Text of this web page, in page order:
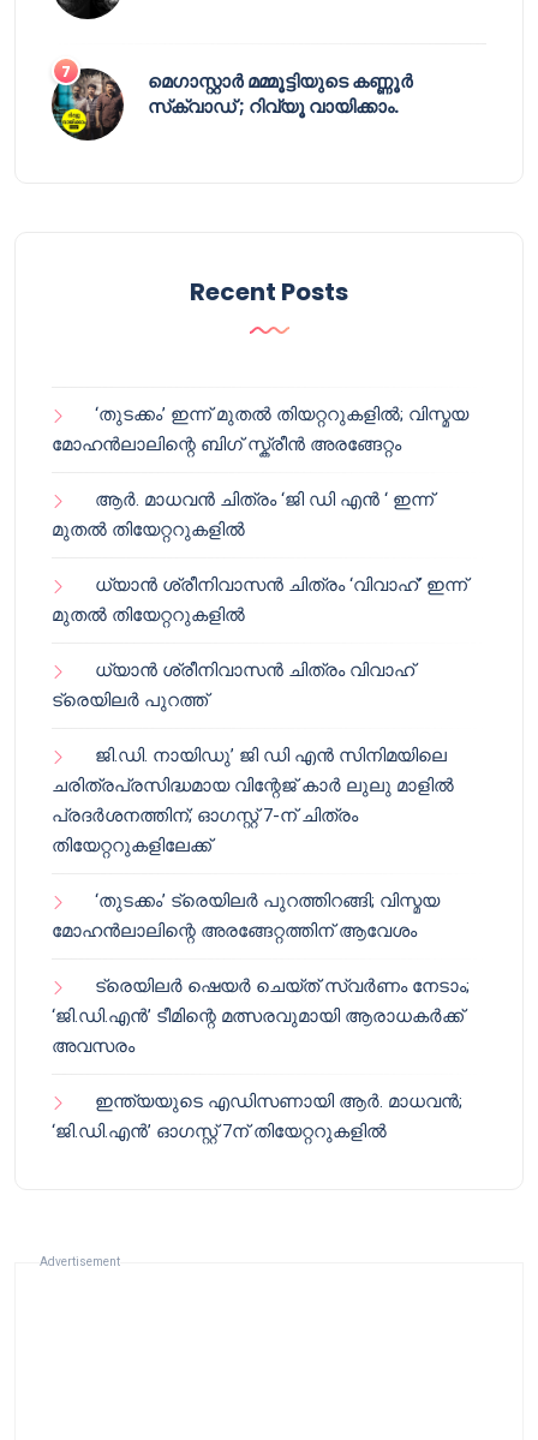
മെഗാസ്റ്റാർ മമ്മൂട്ടിയുടെ കണ്ണൂർ
സ്‌ക്വാഡ് ; റിവ്യൂ വായിക്കാം.
Recent Posts
‘തുടക്കം’ ഇന്ന് മുതൽ തിയറ്ററുകളിൽ; വിസ്മയ
മോഹൻലാലിന്റെ ബിഗ് സ്ക്രീൻ അരങ്ങേറ്റം
ആർ. മാധവൻ ചിത്രം ‘ജി ഡി എൻ ‘ ഇന്ന്
മുതൽ തിയേറ്ററുകളിൽ
ധ്യാൻ ശ്രീനിവാസൻ ചിത്രം ‘വിവാഹ്’ ഇന്ന്
മുതൽ തിയേറ്ററുകളിൽ
ധ്യാൻ ശ്രീനിവാസൻ ചിത്രം വിവാഹ്
ട്രെയിലർ പുറത്ത്
ജി.ഡി. നായിഡു’ ജി ഡി എൻ സിനിമയിലെ
ചരിത്രപ്രസിദ്ധമായ വിന്റേജ് കാർ ലുലു മാളിൽ
പ്രദർശനത്തിന്; ഓഗസ്റ്റ് 7-ന് ചിത്രം
തിയേറ്ററുകളിലേക്ക്
‘തുടക്കം’ ട്രെയിലർ പുറത്തിറങ്ങി; വിസ്മയ
മോഹൻലാലിന്റെ അരങ്ങേറ്റത്തിന് ആവേശം
ട്രെയിലർ ഷെയർ ചെയ്‌ത് സ്വർണം നേടാം;
‘ജി.ഡി.എൻ’ ടീമിന്റെ മത്സരവുമായി ആരാധകർക്ക്
അവസരം
ഇന്ത്യയുടെ എഡിസണായി ആർ. മാധവൻ;
‘ജി.ഡി.എൻ’ ഓഗസ്റ്റ് 7ന് തിയേറ്ററുകളിൽ
Advertisement